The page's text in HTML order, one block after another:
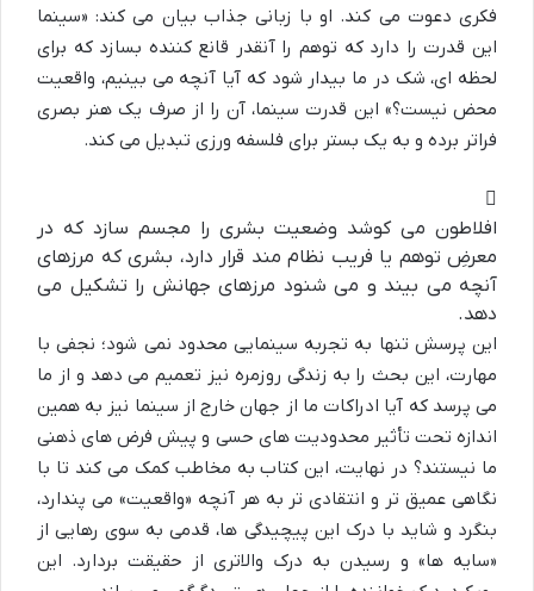
فکری دعوت می کند. او با زبانی جذاب بیان می کند: «سینما
این قدرت را دارد که توهم را آنقدر قانع کننده بسازد که برای
لحظه ای، شک در ما بیدار شود که آیا آنچه می بینیم، واقعیت
محض نیست؟» این قدرت سینما، آن را از صرف یک هنر بصری
فراتر برده و به یک بستر برای فلسفه ورزی تبدیل می کند.
افلاطون می کوشد وضعیت بشری را مجسم سازد که در
معرضِ توهم یا فریب نظام مند قرار دارد، بشری که مرزهای
آنچه می بیند و می شنود مرزهای جهانش را تشکیل می
دهد.
این پرسش تنها به تجربه سینمایی محدود نمی شود؛ نجفی با
مهارت، این بحث را به زندگی روزمره نیز تعمیم می دهد و از ما
می پرسد که آیا ادراکات ما از جهان خارج از سینما نیز به همین
اندازه تحت تأثیر محدودیت های حسی و پیش فرض های ذهنی
ما نیستند؟ در نهایت، این کتاب به مخاطب کمک می کند تا با
نگاهی عمیق تر و انتقادی تر به هر آنچه «واقعیت» می پندارد،
بنگرد و شاید با درک این پیچیدگی ها، قدمی به سوی رهایی از
«سایه ها» و رسیدن به درک والاتری از حقیقت بردارد. این